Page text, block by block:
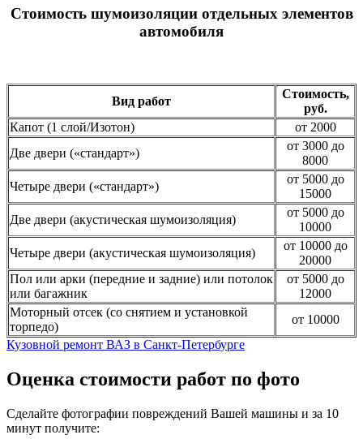
Стоимость шумоизоляции отдельных элементов
автомобиля
Вид работ
Стоимость,
руб.
Капот (1 слой/Изотон)
от 2000
Две двери («стандарт»)
от 3000 до
8000
Четыре двери («стандарт»)
от 5000 до
15000
Две двери (акустическая шумоизоляция)
от 5000 до
10000
Четыре двери (акустическая шумоизоляция)
от 10000 до
20000
Пол или арки (передние и задние) или потолок
или багажник
от 5000 до
12000
Моторный отсек (со снятием и установкой
торпедо)
от 10000
Кузовной ремонт ВАЗ в Санкт-Петербурге
Оценка стоимости работ по фото
Сделайте фотографии повреждений Вашей машины и за 10
минут получите: